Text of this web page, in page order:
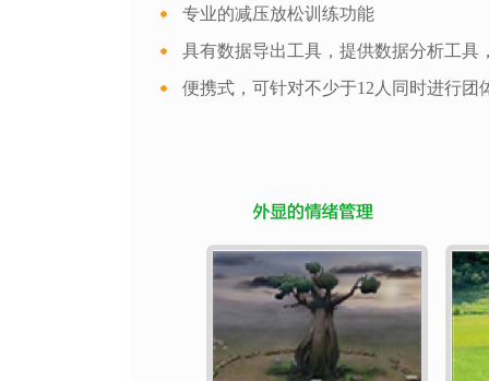
专业的减压放松训练功能
具有数据导出工具，提供数据分析工具
便携式，可针对不少于12人同时进行团